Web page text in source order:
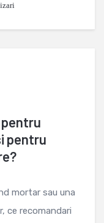
pentru
mortar sau una
ce recomandari